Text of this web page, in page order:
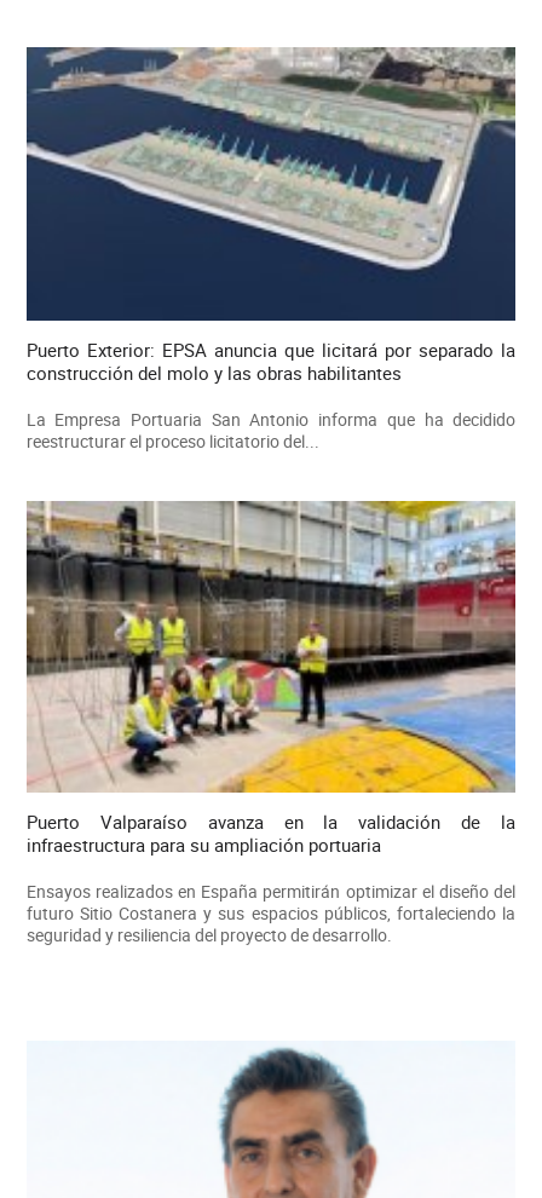
Puerto Exterior: EPSA anuncia que licitará por separado la
construcción del molo y las obras habilitantes
La Empresa Portuaria San Antonio informa que ha decidido
reestructurar el proceso licitatorio del...
Puerto Valparaíso avanza en la validación de la
infraestructura para su ampliación portuaria
Ensayos realizados en España permitirán optimizar el diseño del
futuro Sitio Costanera y sus espacios públicos, fortaleciendo la
seguridad y resiliencia del proyecto de desarrollo.